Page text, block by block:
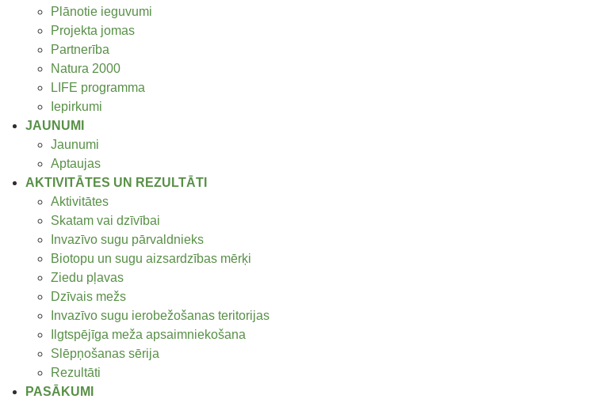
Plānotie ieguvumi
Projekta jomas
Partnerība
Natura 2000
LIFE programma
Iepirkumi
JAUNUMI
Jaunumi
Aptaujas
AKTIVITĀTES UN REZULTĀTI
Aktivitātes
Skatam vai dzīvībai
Invazīvo sugu pārvaldnieks
Biotopu un sugu aizsardzības mērķi
Ziedu pļavas
Dzīvais mežs
Invazīvo sugu ierobežošanas teritorijas
Ilgtspējīga meža apsaimniekošana
Slēpņošanas sērija
Rezultāti
PASĀKUMI